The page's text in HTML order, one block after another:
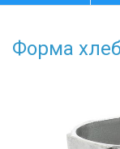
Форма